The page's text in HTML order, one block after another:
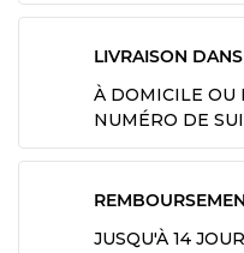
LIVRAISON
À DOMICILE OU
NUMÉRO DE
JUSQU'À 14